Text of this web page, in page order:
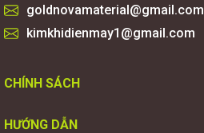
goldnovamaterial@gmail.com
kimkhidienmay1@gmail.com
CHÍNH SÁCH
HƯỚNG DẪN